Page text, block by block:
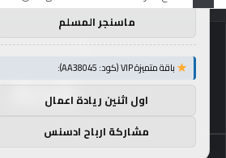
الرئيسية/
Arab
Arab
ماسنجر المسلم
باقة متميزة VIP (كود: AA38045):
اول اثنين ريادة اعمال
مشاركة ارباح ادسنس